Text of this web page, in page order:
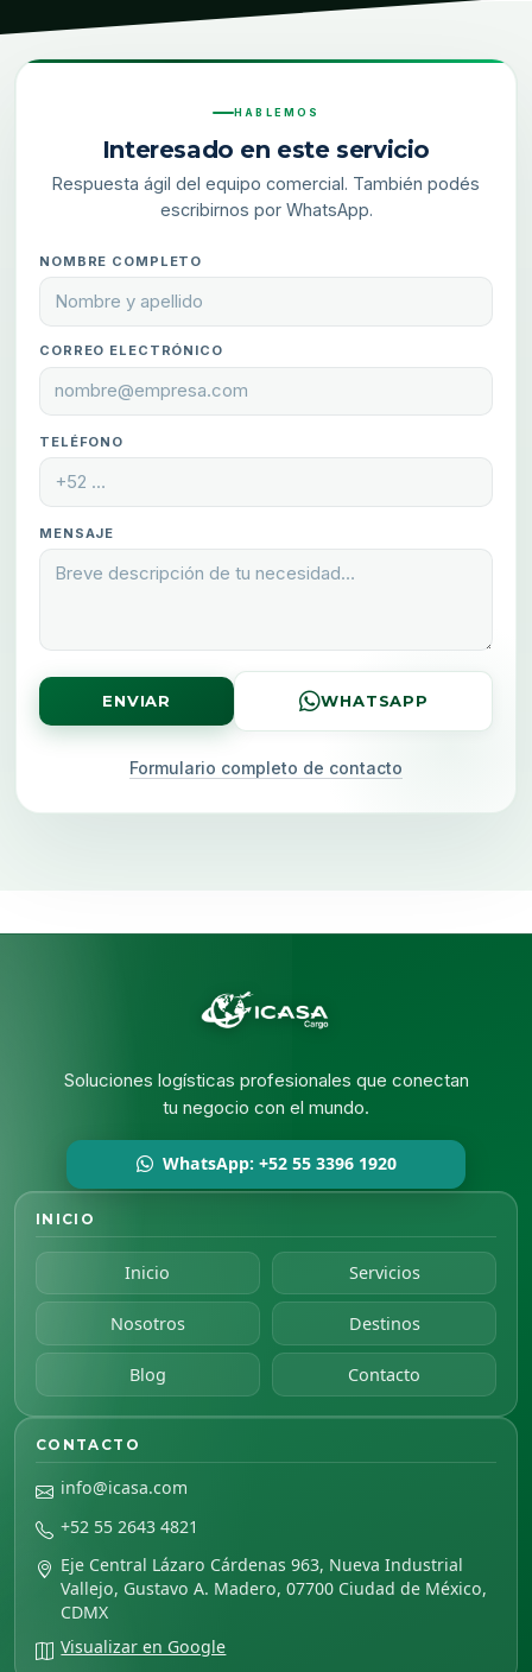
HABLEMOS
Interesado en este servicio
Respuesta ágil del equipo comercial. También podés
escribirnos por WhatsApp.
NOMBRE COMPLETO
CORREO ELECTRÓNICO
TELÉFONO
MENSAJE
ENVIAR WHATSAPP
Formulario completo de contacto
Soluciones logísticas profesionales que conectan
tu negocio con el mundo.
WhatsApp: +52 55 3396 1920
INICIO
Inicio Servicios
Nosotros Destinos
Blog Contacto
CONTACTO
info@icasa.com
+52 55 2643 4821
Eje Central Lázaro Cárdenas 963, Nueva Industrial
Vallejo, Gustavo A. Madero, 07700 Ciudad de México,
CDMX
Visualizar en Google